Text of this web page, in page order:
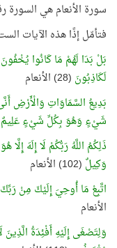
سورة الأنعام هي السورة رقم 6 في ترتيب
فتأمّل إذًا هذه الآيات
بَلْ بَدَا لَهُمْ مَا كَانُوا
لَكَاذِبُونَ (28) الأنعام
بَدِيعُ السَّمَاوَاتِ وَالْأَرْضِ
شَيْءٍ وَهُوَ بِكُلِّ شَيْءٍ عَلِيمٌ
ذَلِكُمُ اللَّهُ رَبُّكُمْ لَا إِلَهَ
وَكِيلٌ (102) الأنعام
اتَّبِعْ مَا أُوحِيَ إِلَيْكَ مِنْ
الأنعام
وَلِتَصْغَى إِلَيْهِ أَفْئِدَةُ